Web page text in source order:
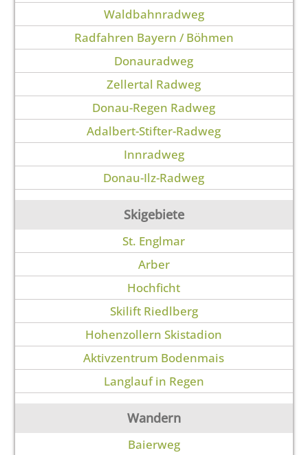
Waldbahnradweg
Radfahren Bayern / Böhmen
Donauradweg
Zellertal Radweg
Donau-Regen Radweg
Adalbert-Stifter-Radweg
Innradweg
Donau-Ilz-Radweg
Skigebiete
St. Englmar
Arber
Hochficht
Skilift Riedlberg
Hohenzollern Skistadion
Aktivzentrum Bodenmais
Langlauf in Regen
Wandern
Baierweg